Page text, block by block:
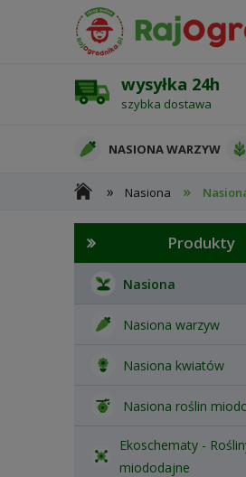
wysyłka 24h
szybka dostawa
NASIONA WARZYW
OCHRONA ROŚLIN
» Nasiona »
Produkty
Nasiona
Nasiona warzyw
Nasiona kwiatów
Nasiona roślin
Ekoschematy -
miododajne